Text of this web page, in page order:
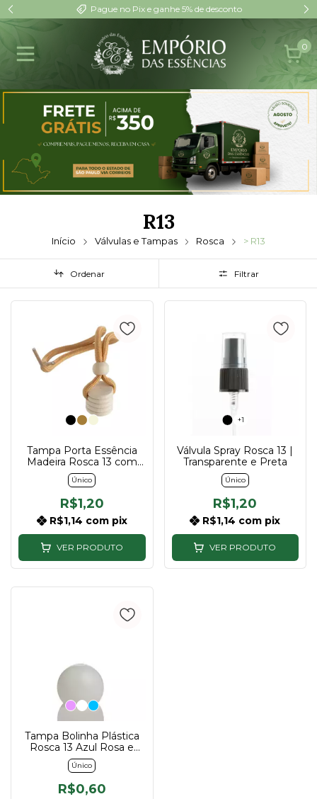
Pague no Pix e ganhe 5% de desconto
0
R13
Início Válvulas e Tampas Rosca > R13
Ordenar Filtrar
Tampa Porta Essência
Madeira Rosca 13 com
Cordão
Único
R$1,20
R$1,14 com pix
VER PRODUTO
+1
Válvula Spray Rosca 13 |
Transparente e Preta
Único
R$1,20
R$1,14 com pix
VER PRODUTO
Tampa Bolinha Plástica
Rosca 13 Azul Rosa e
Branco
Único
R$0,60